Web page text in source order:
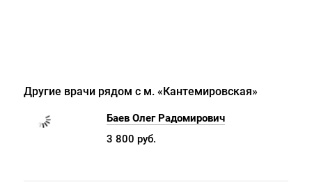
Другие врачи рядом с м. «Кантемировская»
Баев Олег Радомирович
3 800 руб.